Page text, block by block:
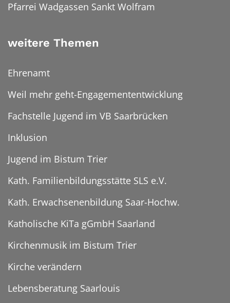
Pfarrei Wadgassen Sankt Wolfram
weitere Themen
Ehrenamt
Weil mehr geht-Engagemententwicklung
Fachstelle Jugend im VB Saarbrücken
Inklusion
Jugend im Bistum Trier
Kath. Familienbildungsstätte SLS e.V.
Kath. Erwachsenenbildung Saar-Hochw.
Katholische KiTa gGmbH Saarland
Kirchenmusik im Bistum Trier
Kirche verändern
Lebensberatung Saarlouis